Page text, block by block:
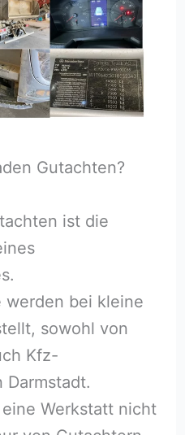
Gutachten?
ist die
werden bei kleine
sowohl von
Kfz-
Darmstadt.
Werkstatt nicht